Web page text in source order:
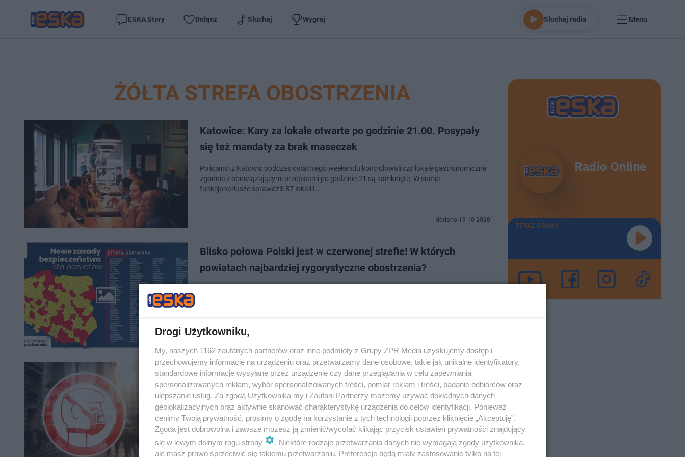
ESKA Story Dołącz Słuchaj Wygraj Słuchaj radia Menu
ŻÓŁTA STREFA OBOSTRZENIA
Katowice: Kary za lokale otwarte po godzinie 21.00. Posypały
się też mandaty za brak maseczek
Policjanci z Katowic podczas ostatniego weekendu kontrolowali czy lokale gastronomiczne
zgodnie z obowiązującymi przepisami po godzinie 21 są zamknięte. W sumie
funkcjonariusze sprawdzili 87 lokali i…
dodano 19-10-2020
Blisko połowa Polski jest w czerwonej strefie! W których
powiatach najbardziej rygorystyczne obostrzenia?
Koronawirus: Policjanci z Rzeszowa ruszyli na ulice. Za co
wypiszą mandat?
Rośnie liczba zachorowań na koronawirusa, a cały kraj został objęty żółtą i czerwoną
strefą. W Rzeszowie także obowiązują dodatkowe obostrzenia. Za co policjant może
wystawić mandat na ulicy? Szczegó…
Radio Online
TERAZ GRAMY
Drogi Użytkowniku,
My, naszych 1162 zaufanych partnerów oraz inne podmioty z Grupy ZPR Media uzyskujemy dostęp i
przechowujemy informacje na urządzeniu oraz przetwarzamy dane osobowe, takie jak unikalne identyfikatory,
standardowe informacje wysyłane przez urządzenie czy dane przeglądania w celu zapewniania
spersonalizowanych reklam, wybór spersonalizowanych treści, pomiar reklam i treści, badanie odbiorców oraz
ulepszanie usług. Za zgodą Użytkownika my i Zaufani Partnerzy możemy używać dokładnych danych
geolokalizacyjnych oraz aktywnie skanować charakterystykę urządzenia do celów identyfikacji. Ponieważ
cenimy Twoją prywatność, prosimy o zgodę na korzystanie z tych technologii poprzez kliknięcie „Akceptuję”.
Zgoda jest dobrowolna i zawsze możesz ją zmienić/wycofać klikając przycisk ustawień prywatności znajdujący
się w lewym dolnym rogu strony
. Niektóre rodzaje przetwarzania danych nie wymagają zgody użytkownika,
ale masz prawo sprzeciwić się takiemu przetwarzaniu. Preferencje będą miały zastosowanie tylko na tej